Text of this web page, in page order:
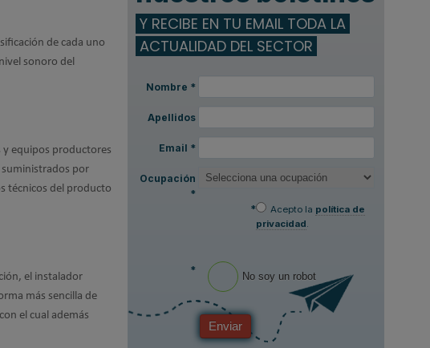
de cada uno
sonoro del
y equipos productores
por
técnicos del producto
el instalador
más sencilla de
el cual además
Y RECIBE EN TU EMAIL TODA LA
ACTUALIDAD DEL SECTOR
Nombre *
Apellidos
Email *
Ocupación
*
*
Acepto la política de
privacidad.
* No soy un robot
Enviar